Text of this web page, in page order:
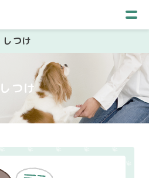
しつけ